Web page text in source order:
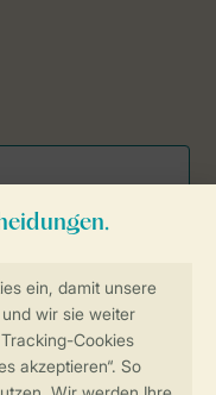
Buchung